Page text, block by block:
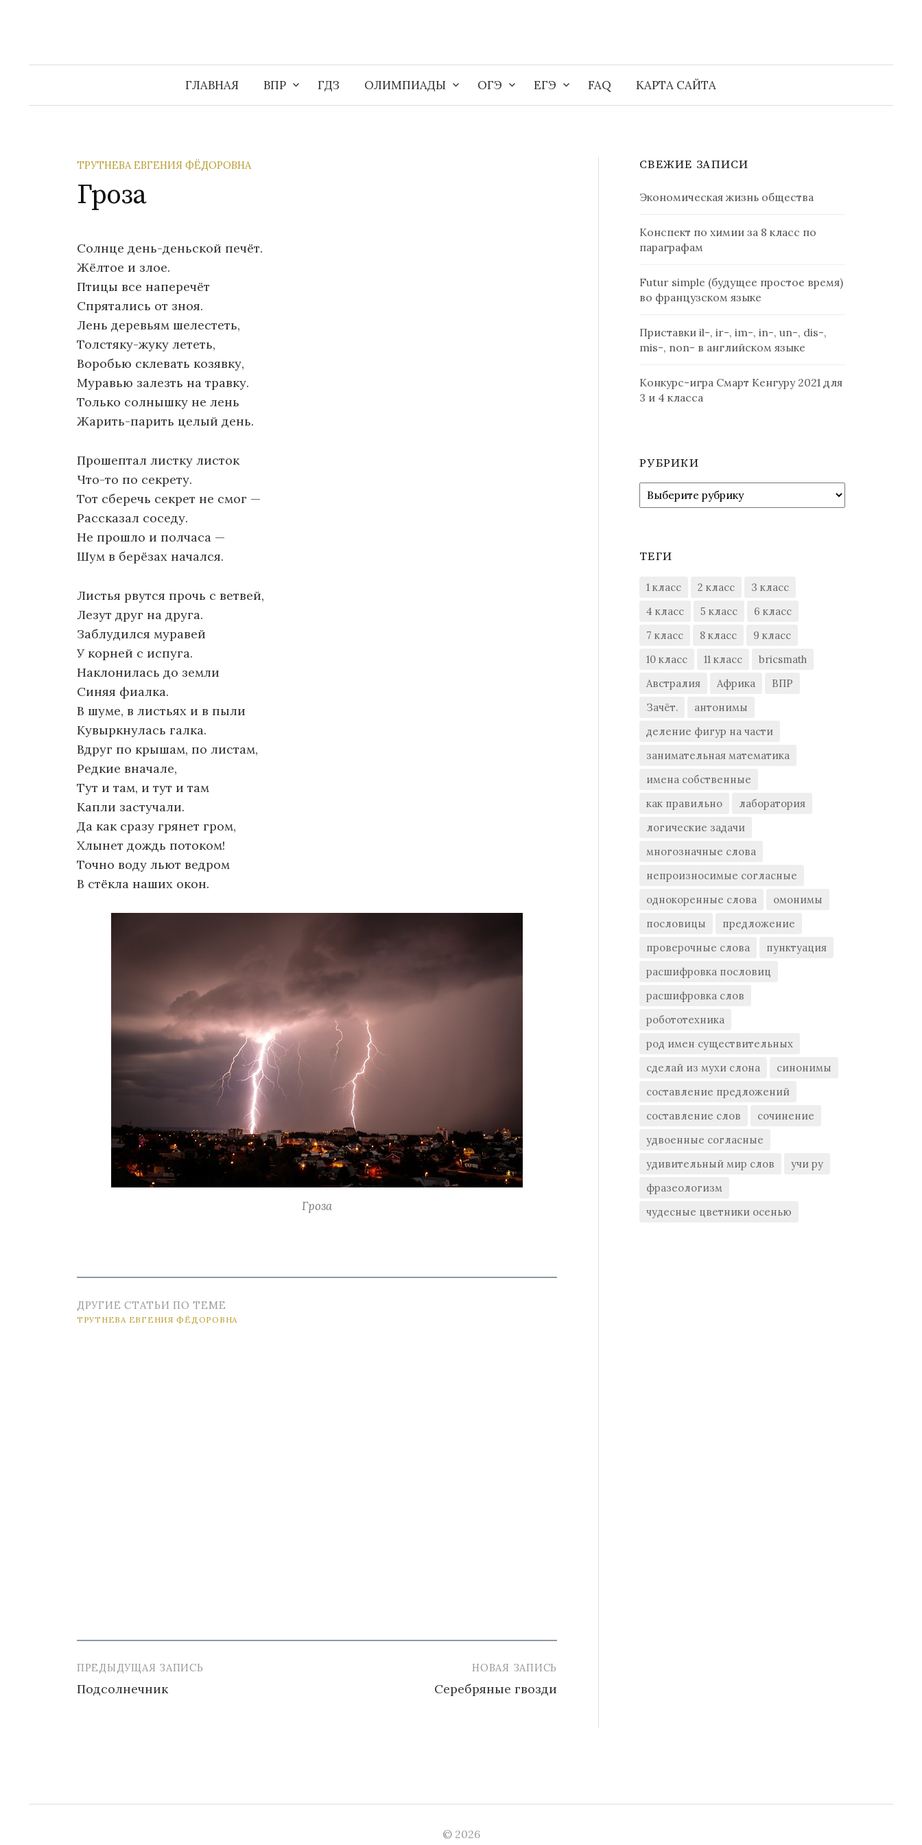
ГЛАВНАЯ ВПР ГДЗ ОЛИМПИАДЫ ОГЭ ЕГЭ FAQ КАРТА САЙТА
Найти:
ТРУТНЕВА ЕВГЕНИЯ ФЁДОРОВНА
Гроза
Солнце день-деньской печёт.
Жёлтое и злое.
Птицы все наперечёт
Спрятались от зноя.
Лень деревьям шелестеть,
Толстяку-жуку лететь,
Воробью склевать козявку,
Муравью залезть на травку.
Только солнышку не лень
Жарить-парить целый день.
Прошептал листку листок
Что-то по секрету.
Тот сберечь секрет не смог —
Рассказал соседу.
Не прошло и полчаса —
Шум в берёзах начался.
Листья рвутся прочь с ветвей,
Лезут друг на друга.
Заблудился муравей
У корней с испуга.
Наклонилась до земли
Синяя фиалка.
В шуме, в листьях и в пыли
Кувыркнулась галка.
Вдруг по крышам, по листам,
Редкие вначале,
Тут и там, и тут и там
Капли застучали.
Да как сразу грянет гром,
Хлынет дождь потоком!
Точно воду льют ведром
В стёкла наших окон.
Гроза
ДРУГИЕ СТАТЬИ ПО ТЕМЕ
ТРУТНЕВА ЕВГЕНИЯ ФЁДОРОВНА
Навигация
по
ПРЕДЫДУЩАЯ ЗАПИСЬ
Подсолнечник
НОВАЯ ЗАПИСЬ
Серебряные гвозди
СВЕЖИЕ ЗАПИСИ
Экономическая жизнь общества
Конспект по химии за 8 класс по
параграфам
Futur simple (будущее простое время)
во французском языке
Приставки il-, ir-, im-, in-, un-, dis-,
mis-, non- в английском языке
Конкурс-игра Смарт Кенгуру 2021 для
3 и 4 класса
РУБРИКИ
Рубрики
ТЕГИ
1 класс 2 класс
3 класс
4 класс
5 класс
6 класс
7 класс
8 класс
9 класс
10 класс
11 класс
bricsmath
Австралия
Африка
ВПР
Зачёт.
антонимы
деление фигур на части
занимательная математика
имена собственные
как правильно
лаборатория
логические задачи
многозначные слова
непроизносимые согласные
однокоренные слова
омонимы
пословицы
предложение
проверочные слова
пунктуация
расшифровка пословиц
расшифровка слов
робототехника
род имен существительных
сделай из мухи слона
синонимы
составление предложений
составление слов
сочинение
удвоенные согласные
удивительный мир слов
учи ру
фразеологизм
чудесные цветники осенью
© 2026